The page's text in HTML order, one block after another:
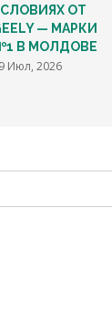
ОТ
— МАРКИ
В МОЛДОВЕ
Июл, 2026